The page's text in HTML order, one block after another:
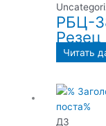
РБЦ-
Резец
Читать
ДЗ